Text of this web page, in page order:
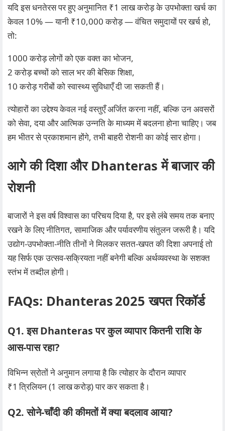
यदि इस धनतेरस पर हुए अनुमानित ₹1 लाख करोड़ के उपभोक्ता खर्च का
केवल 10% — यानी ₹10,000 करोड़ — वंचित समुदायों पर खर्च हो,
तो:
1000 करोड़ लोगों को एक वक्त का भोजन,
2 करोड़ बच्चों को साल भर की बेसिक शिक्षा,
10 करोड़ गरीबों को स्वास्थ्य सुविधाएँ दी जा सकती हैं।
त्योहारों का उद्देश्य केवल नई वस्तुएँ अर्जित करना नहीं, बल्कि उन अवसरों
को सेवा, दया और आत्मिक उन्नति के माध्यम में बदलना होना चाहिए। जब
हम भीतर से प्रकाशमान होंगे, तभी बाहरी रोशनी का कोई सार होगा।
आगे की दिशा और Dhanteras में बाजार की
रोशनी
बाजारों ने इस वर्ष विश्वास का परिचय दिया है, पर इसे लंबे समय तक बनाए
रखने के लिए नीतिगत, सामाजिक और पर्यावरणीय संतुलन जरूरी है। यदि
उद्योग‑उपभोक्ता‑नीति तीनों ने मिलकर सतत‑खपत की दिशा अपनाई तो
यह सिर्फ एक उत्सव‑सक्रियता नहीं बनेगी बल्कि अर्थव्यवस्था के सशक्त
स्तंभ में तब्दील होगी।
FAQs: Dhanteras 2025 खपत रिकॉर्ड
Q1. इस Dhanteras पर कुल व्यापार कितनी राशि के
आस‑पास रहा?
विभिन्न स्रोतों ने अनुमान लगाया है कि त्योहार के दौरान व्यापार
₹1 त्रिलियन (1 लाख करोड़) पार कर सकता है।
Q2. सोने‑चाँदी की कीमतों में क्या बदलाव आया?